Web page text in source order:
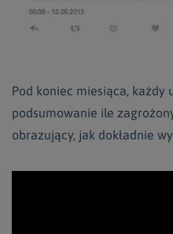
Pod koniec miesiąca, każdy
podsumowanie ile
obrazujący, jak dokładnie